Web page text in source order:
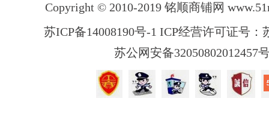
Copyright © 2010-2019 铭顺商铺网
苏ICP备14008190号-1 ICP经营许可证号：
苏公网安备32050802012457